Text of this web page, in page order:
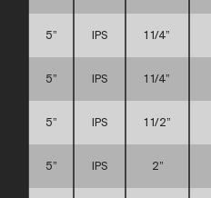
5” IPS 1 1/4”
5” IPS 1 1/4”
5” IPS 1 1/2”
5” IPS 2”